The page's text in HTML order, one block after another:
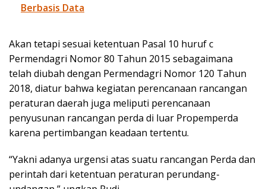
Berbasis Data
Akan tetapi sesuai ketentuan Pasal 10 huruf c
Permendagri Nomor 80 Tahun 2015 sebagaimana
telah diubah dengan Permendagri Nomor 120 Tahun
2018, diatur bahwa kegiatan perencanaan rancangan
peraturan daerah juga meliputi perencanaan
penyusunan rancangan perda di luar Propemperda
karena pertimbangan keadaan tertentu.
“Yakni adanya urgensi atas suatu rancangan Perda dan
perintah dari ketentuan peraturan perundang-